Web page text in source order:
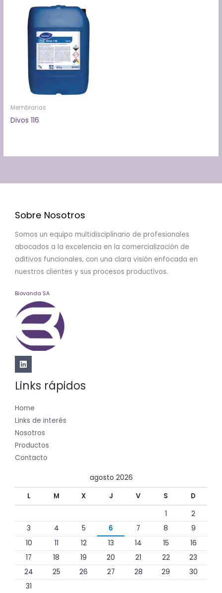
Membranas
Divos 116
Sobre Nosotros
Somos un equipo multidisciplinario de profesionales
abocados a la excelencia en la comercialización de
aditivos funcionales, con una clara visión enfocada en
nuestros clientes y sus procesos productivos.
Biovanda SA
Links rápidos
Home
Links de interés
Nosotros
Productos
Contacto
agosto 2026
L
M X J V S
D
1
2
3
4 5 6 7 8
9
10
11 12 13 14 15
16
17
18 19 20 21 22
23
24
25 26 27 28 29
30
31